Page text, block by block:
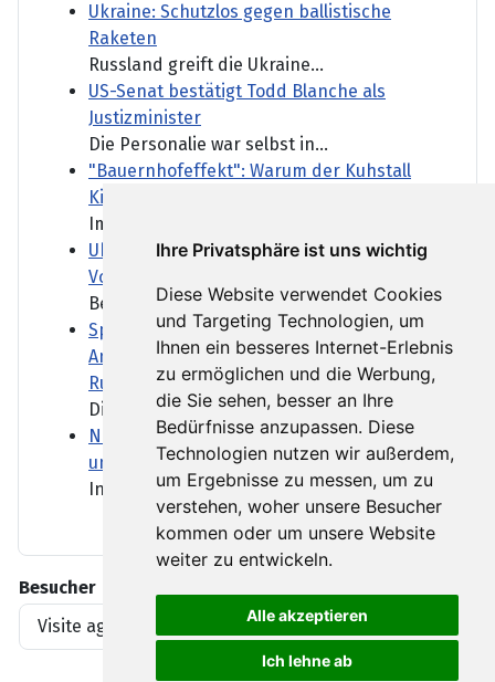
Ihre Privatsphäre ist uns wichtig
Diese Website verwendet Cookies
und Targeting Technologien, um
Ihnen ein besseres Internet-Erlebnis
zu ermöglichen und die Werbung,
die Sie sehen, besser an Ihre
Bedürfnisse anzupassen. Diese
Technologien nutzen wir außerdem,
um Ergebnisse zu messen, um zu
verstehen, woher unsere Besucher
kommen oder um unsere Website
weiter zu entwickeln.
Alle akzeptieren
Ich lehne ab
Ukraine: Schutzlos gegen ballistische
Raketen
Russland greift die Ukraine...
US-Senat bestätigt Todd Blanche als
Justizminister
Die Personalie war selbst in...
"Bauernhofeffekt": Warum der Kuhstall
Kinder vor Allergien schützen kann
Im Kuhstall gibt es...
Ukraine meldet Tote bei Luftangriffen auf
Vorort von Kiew
Bei einer nächtlichen...
Sprengstoff-Drohne in Leipzig/Halle: Ein
Angriff "fremder Mächte" - oder
Russlands?
Die Bundesregierung...
Niedrigwasser der Donau legt Knochen
und Wracks frei
In mehreren europäischen...
Besucher
Visite agli articoli